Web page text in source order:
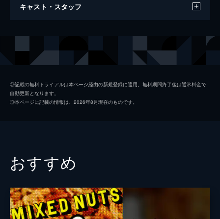
花に亡霊
キャスト・スタッフ
◎記載の無料トライアルは本ページ経由の新規登録に適用。無料期間終了後は通常料金で
自動更新となります。
◎本ページに記載の情報は、2026年8月現在のものです。
おすすめ